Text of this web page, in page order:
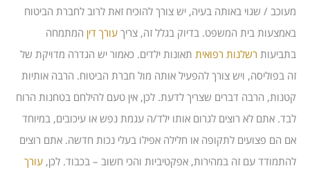
מעוכב / שגוי באותה בעיה, יש צורך להוכיח זאת לרוב לחברת הביטוח
באמצעות בית המשפט. בדיוק בגלל זה, צריך עורך דין המתמחה
בתביעות רשלנות רפואית תאונות ילדים. כאמור יש הגדרה מדויקת של
זה בפוליסה, ויש צורך להפעיל אותה מול חברת הביטוח. הרבה אותיות
קטנות, הרבה דברים שצריך לדעת. לכן, אין טעם להילחם בטחנות הרוח
לבד. אתם לא רוצים לגרום אותו ילד/ה עגמת נפש או עיכובים, במיוחד
אם הם פצועים לתקופה או חלילה אפילו בעלי נכות חדשה. אתם רוצים
להתמודד עם זה במהירות, אפקטיביות והכי חשוב – בכבוד. לכן, עורך